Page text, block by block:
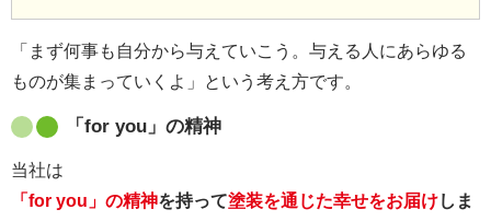
「まず何事も自分から与えていこう。与える人にあらゆる
ものが集まっていくよ」という考え方です。
「for you」の精神
当社は
「for you」の精神を持って塗装を通じた幸せをお届けしま